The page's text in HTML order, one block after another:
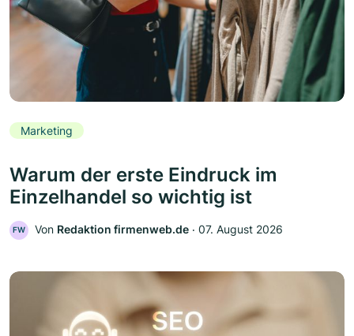
Marketing
Warum der erste Eindruck im
Einzelhandel so wichtig ist
FW Von Redaktion firmenweb.de ‧ 07. August 2026